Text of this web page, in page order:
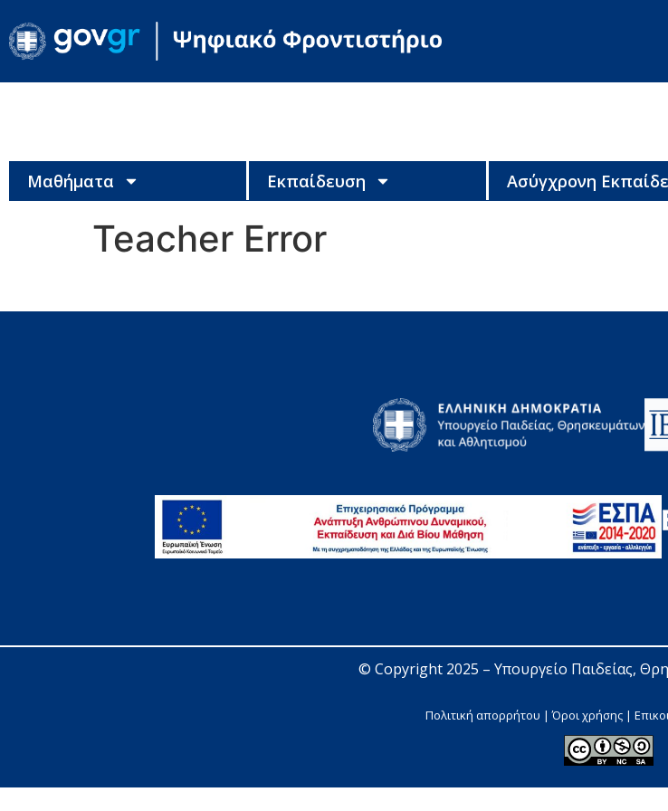
Μαθήματα Εκπαίδευση Ασύγχρονη
Teacher Error
© Copyright 2025 – Υπουργείο Παιδείας,
Πολιτική απορρήτου | Όροι χρήσης |